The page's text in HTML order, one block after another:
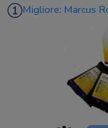
Migliore: Marcus